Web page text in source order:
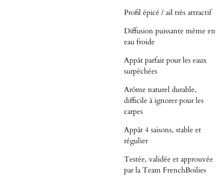
Profil épicé / ail très attractif
Diffusion puissante même en
eau froide
Appât parfait pour les eaux
surpêchées
Arôme naturel durable,
difficile à ignorer pour les
carpes
Appât 4 saisons, stable et
régulier
Testée, validée et approuvée
par la Team FrenchBoilies